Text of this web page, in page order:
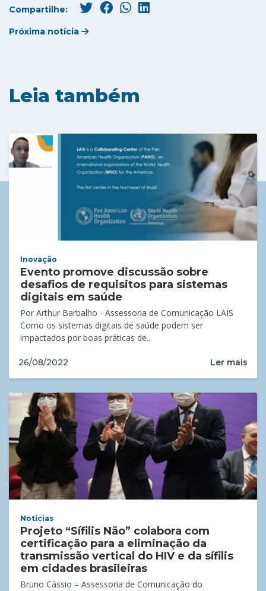
Compartilhe:
Próxima notícia
Leia também
Inovação
Evento promove discussão sobre
desafios de requisitos para sistemas
digitais em saúde
Por Arthur Barbalho - Assessoria de Comunicação LAIS
Como os sistemas digitais de saúde podem ser
impactados por boas práticas de...
26/08/2022 Ler mais
Notícias
Projeto “Sífilis Não” colabora com
certificação para a eliminação da
transmissão vertical do HIV e da sífilis
em cidades brasileiras
Bruno Cássio – Assessoria de Comunicação do